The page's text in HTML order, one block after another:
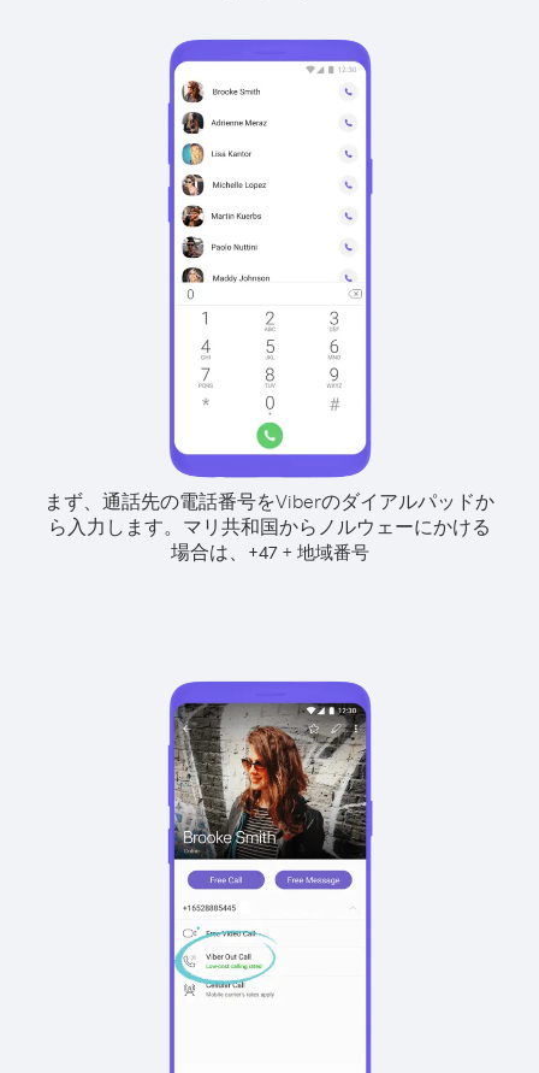
まず、通話先の電話番号をViberのダイアルパッドか
ら入力します。 マリ共和国からノルウェーにかける
場合は、
+47+ 地域番号